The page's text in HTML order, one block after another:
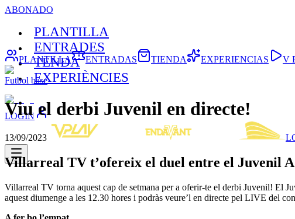
ABONADO
PLANTILLA
ENTRADES
TENDA
EXPERIÈNCIES
LOGIN
PLANTILLA ENTRADAS TIENDA EXPERIENCIAS V
Futbol base
Viu el derbi Juvenil en directe!
13/09/2023
Villarreal TV t’ofereix el duel entre el Juvenil A
Villarreal TV torna aquest cap de setmana per a oferir-te el derbi Juvenil! El
aquest diumenge a les 12.30 hores i podràs veure’l en directe pel LIVE del